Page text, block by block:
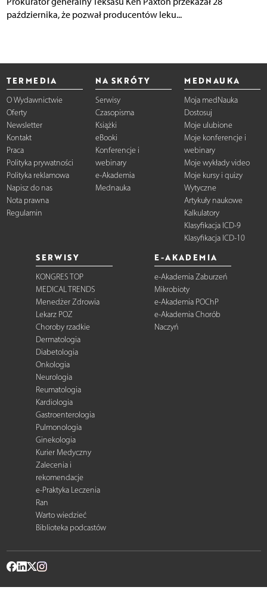
października, że pozwał producentów leku...
TERMEDIA
O Wydawnictwie
Oferty
Newsletter
Kontakt
Praca
Polityka prywatności
Polityka reklamowa
Napisz do nas
Nota prawna
Regulamin
NA SKRÓTY
Serwisy
Czasopisma
Książki
eBooki
Konferencje i
webinary
e-Akademia
Mednauka
MEDNAUKA
Moja medNauka
Dostosuj
Moje ulubione
Moje konferencje i
webinary
Moje wykłady video
Moje kursy i quizy
Wytyczne
Artykuły naukowe
Kalkulatory
Klasyfikacja ICD-9
Klasyfikacja ICD-10
SERWISY
KONGRES TOP
MEDICAL TRENDS
Menedżer Zdrowia
Lekarz POZ
Choroby rzadkie
Dermatologia
Diabetologia
Onkologia
Neurologia
Reumatologia
Kardiologia
Gastroenterologia
Pulmonologia
Ginekologia
Kurier Medyczny
Zalecenia i
rekomendacje
e-Praktyka Leczenia
Ran
Warto wiedzieć
Biblioteka podcastów
E-AKADEMIA
e-Akademia Zaburzeń
Mikrobioty
e-Akademia POChP
e-Akademia Chorób
Naczyń